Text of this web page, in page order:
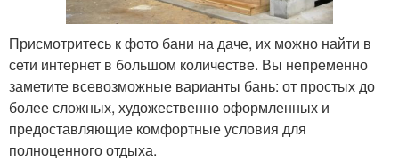
Присмотритесь к фото бани на даче, их можно найти в
сети интернет в большом количестве. Вы непременно
заметите всевозможные варианты бань: от простых до
более сложных, художественно оформленных и
предоставляющие комфортные условия для
полноценного отдыха.